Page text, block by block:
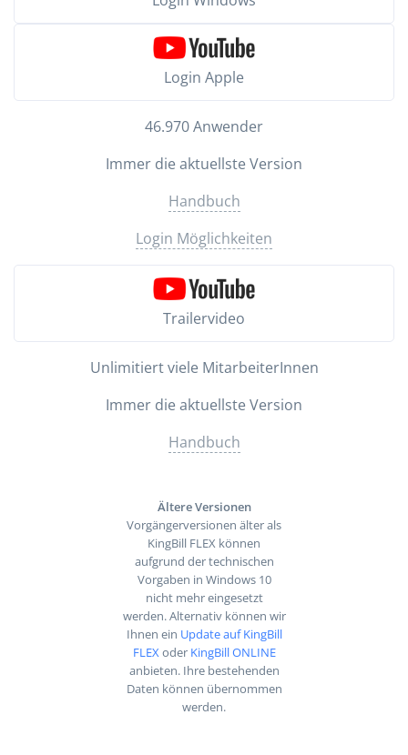
Login Apple
46.970 Anwender
Immer die aktuellste Version
Handbuch
Login Möglichkeiten
Trailervideo
Unlimitiert viele MitarbeiterInnen
Immer die aktuellste Version
Handbuch
Ältere Versionen
Vorgängerversionen älter als
KingBill FLEX können
aufgrund der technischen
Vorgaben in Windows 10
nicht mehr eingesetzt
werden. Alternativ können wir
Ihnen ein Update auf KingBill
FLEXoder KingBill ONLINE
anbieten. Ihre bestehenden
Daten können übernommen
werden.